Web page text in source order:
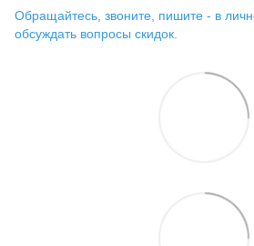
Обращайтесь, звоните, пишите - в
обсуждать вопросы скидок.